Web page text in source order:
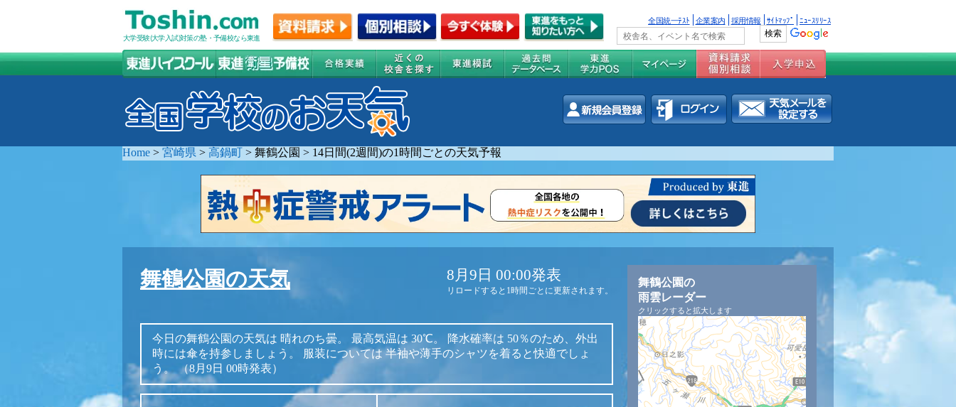
大学受験(大学入試)対策の塾・予備校なら東進
全国統一ﾃｽﾄ 企業案内 採用情報 ｻｲﾄﾏｯﾌﾟ ﾆｭｰｽﾘﾘｰｽ
Home > 宮崎県 > 高鍋町 > 舞鶴公園 > 14日間(2週間)の1時間ごとの天気予報
舞鶴公園の天気 8月9日 00:00発表
リロードすると1時間ごとに更新されます。
今日の舞鶴公園の天気は 晴れのち曇。 最高気温は 30℃。 降水確率は 50％のため、外出
時には傘を持参しましょう。
服装については 半袖や薄手のシャツを着ると快適でしょ
う。
（8月9日 00時発表）
舞鶴公園の
雨雲レーダー
クリックすると拡大します